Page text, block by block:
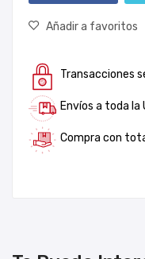
Añadir a favoritos
Transacciones
Envíos a toda la
Compra con